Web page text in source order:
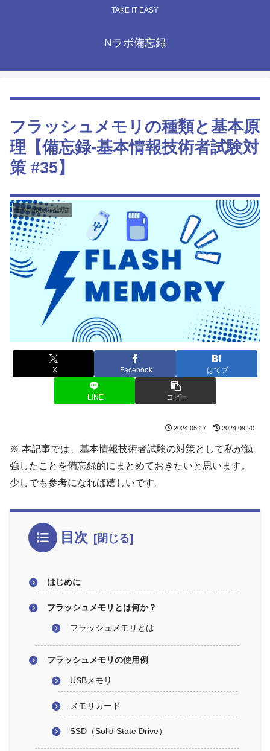
TAKE IT EASY
Nラボ備忘録
フラッシュメモリの種類と基本原
理【備忘録-基本情報技術者試験対
策 #35】
基本情報技術者試験
X Facebook はてブ
LINE コピー
2024.05.17 2024.09.20
※ 本記事では、基本情報技術者試験の対策として私が勉
強したことを備忘録的にまとめておきたいと思います。
少しでも参考になれば嬉しいです。
目次
はじめに
フラッシュメモリとは何か？
フラッシュメモリとは
フラッシュメモリの使用例
USBメモリ
メモリカード
SSD（Solid State Drive）